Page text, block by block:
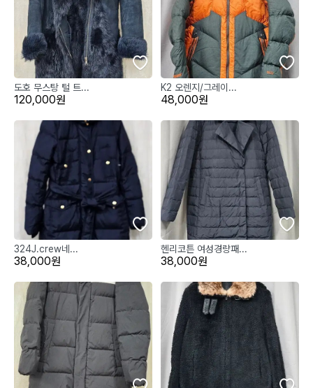
도호 무스탕 털 트...
120,000원
K2 오렌지/그레이...
48,000원
324J.crew네...
38,000원
헨리코튼 여성경량패...
38,000원